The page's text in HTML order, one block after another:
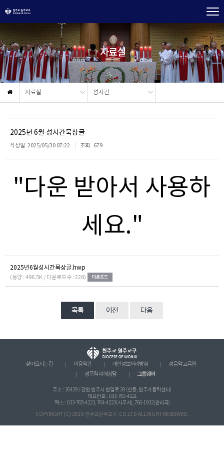
자료실
자료실 성시간
2025년 6월 성시간묵상글
작성일 2025/05/30 07:22 조회 679
"다운 받아서 사용하
세요."
2025년6월성시간묵상글.hwp
(용량 : 496.5K / 다운로드수 : 228)
목록 이전 다음
찾아오시는 길 이용약관 개인정보처리방침
성음악 교육원
성폭력 피해상담
그룹웨어
주소 : 26429 ) 강원 원주시 원일로 28 (인동, 원주가톨릭센터)
대표번호 : 033-765-4221
팩스 : 033-765-4223, 764-4223(사무처), 766-1932(관리국)
COPYRIGHT(C) 2019 천주교원주교구. CO.LTD ALL RIGHT RESERVED.